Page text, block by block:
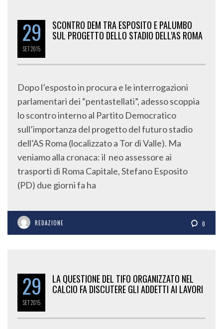
29
SET2015
SCONTRO DEM TRA ESPOSITO E PALUMBO
SUL PROGETTO DELLO STADIO DELL’AS ROMA
Dopo l’esposto in procura e le interrogazioni
parlamentari dei “pentastellati”, adesso scoppia
lo scontro interno al Partito Democratico
sull’importanza del progetto del futuro stadio
dell’AS Roma (localizzato a Tor di Valle). Ma
veniamo alla cronaca: il neo assessore ai
trasporti di Roma Capitale, Stefano Esposito
(PD) due giorni fa ha
REDAZIONE 0
29
SET2015
LA QUESTIONE DEL TIFO ORGANIZZATO NEL
CALCIO FA DISCUTERE GLI ADDETTI AI LAVORI